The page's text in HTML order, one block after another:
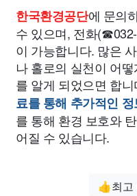
한국환경공단에 문의
수 있으며, 전화
이 가능합니다. 많은
나 홀로의 실천이 어
를 알게 되었으면 합니
료를 통해 추가적인
를 통해 환경 보호와
어질 수 있습니다.
👍최고